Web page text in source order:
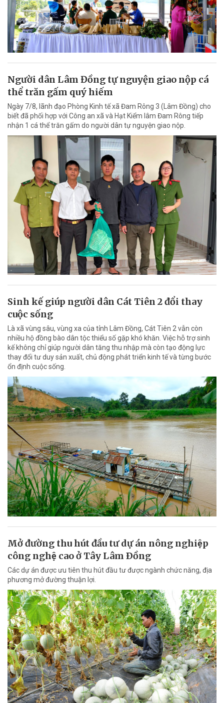
Người dân Lâm Đồng tự nguyện giao nộp cá
thể trăn gấm quý hiếm
Ngày 7/8, lãnh đạo Phòng Kinh tế xã Đam Rông 3 (Lâm Đồng) cho
biết đã phối hợp với Công an xã và Hạt Kiểm lâm Đam Rông tiếp
nhận 1 cá thể trăn gấm do người dân tự nguyện giao nộp.
Sinh kế giúp người dân Cát Tiên 2 đổi thay
cuộc sống
Là xã vùng sâu, vùng xa của tỉnh Lâm Đồng, Cát Tiên 2 vẫn còn
nhiều hộ đồng bào dân tộc thiểu số gặp khó khăn. Việc hỗ trợ sinh
kế không chỉ giúp người dân tăng thu nhập mà còn tạo động lực
thay đổi tư duy sản xuất, chủ động phát triển kinh tế và từng bước
ổn định cuộc sống.
Mở đường thu hút đầu tư dự án nông nghiệp
công nghệ cao ở Tây Lâm Ðồng
Các dự án được ưu tiên thu hút đầu tư được ngành chức năng, địa
phương mở đường thuận lợi.